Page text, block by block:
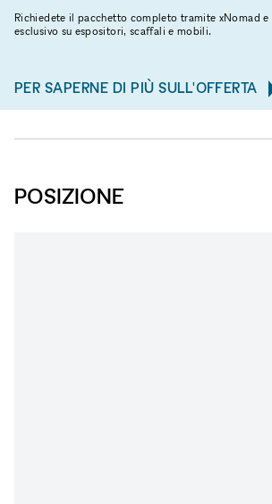
Richiedete il pacchetto completo tramite xNomad
esclusivo su espositori, scaffali e mobili.
PER SAPERNE DI PIÙ SULL'OFFERTA
POSIZIONE